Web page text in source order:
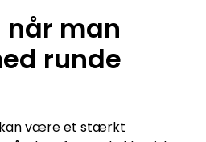
når man
runde
være et stærkt